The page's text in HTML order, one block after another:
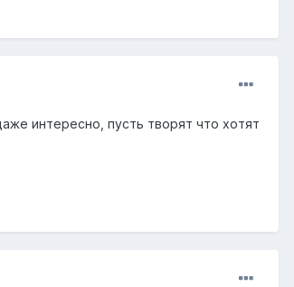
интересно, пусть творят что хотят